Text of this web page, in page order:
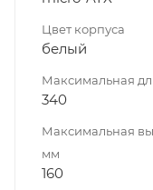
Цвет корпуса
белый
Максимальная
340
Максимальная
мм
160